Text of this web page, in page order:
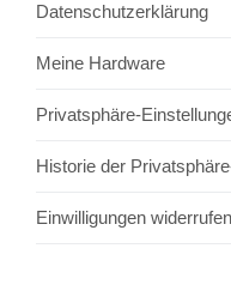
Datenschutzerklärung
Meine Hardware
Privatsphäre-
Historie der
Einwilligungen widerrufen